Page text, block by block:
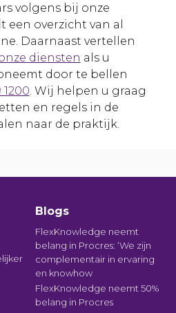
volgens bij onze
een overzicht van al
Daarnaast vertellen
diensten als u
door te bellen
1200 . Wij helpen u graag
en regels in de
naar de praktijk.
Blogs
FlexKnowledge neemt
belang in Procres: ‘We zijn
complementair in ervaring
en knowhow
FlexKnowledge neemt 50%
belang in Procres